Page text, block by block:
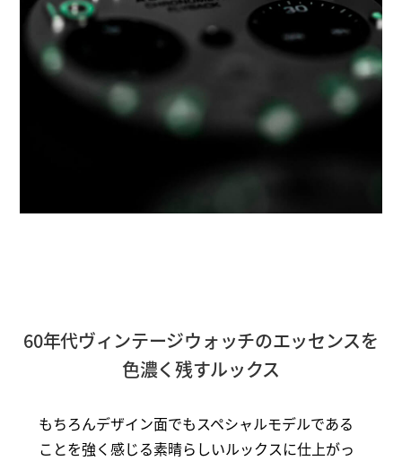
60年代ヴィンテージウォッチのエッセンスを
色濃く残すルックス
もちろんデザイン面でもスペシャルモデルである
ことを強く感じる素晴らしいルックスに仕上がっ